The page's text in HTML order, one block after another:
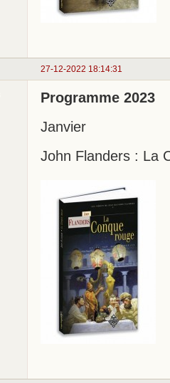
27-12-2022 18:14:31
Programme 2023
Janvier
John Flanders : La